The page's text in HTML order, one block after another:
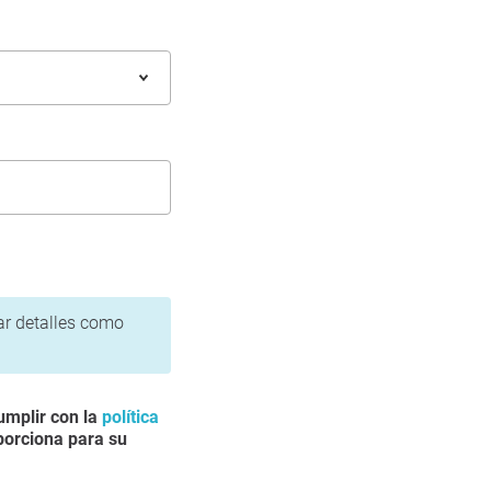
detalles como
con la política
para su